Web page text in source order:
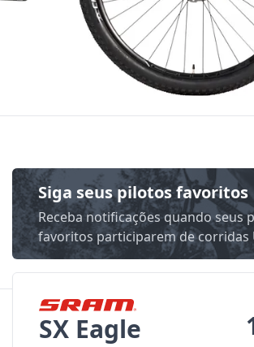
Siga seus pilotos favoritos
Receba notificações quando seus
favoritos participarem de corridas
SX Eagle